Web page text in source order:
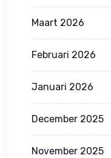
Maart 2026
Februari 2026
Januari 2026
December 2025
November 2025